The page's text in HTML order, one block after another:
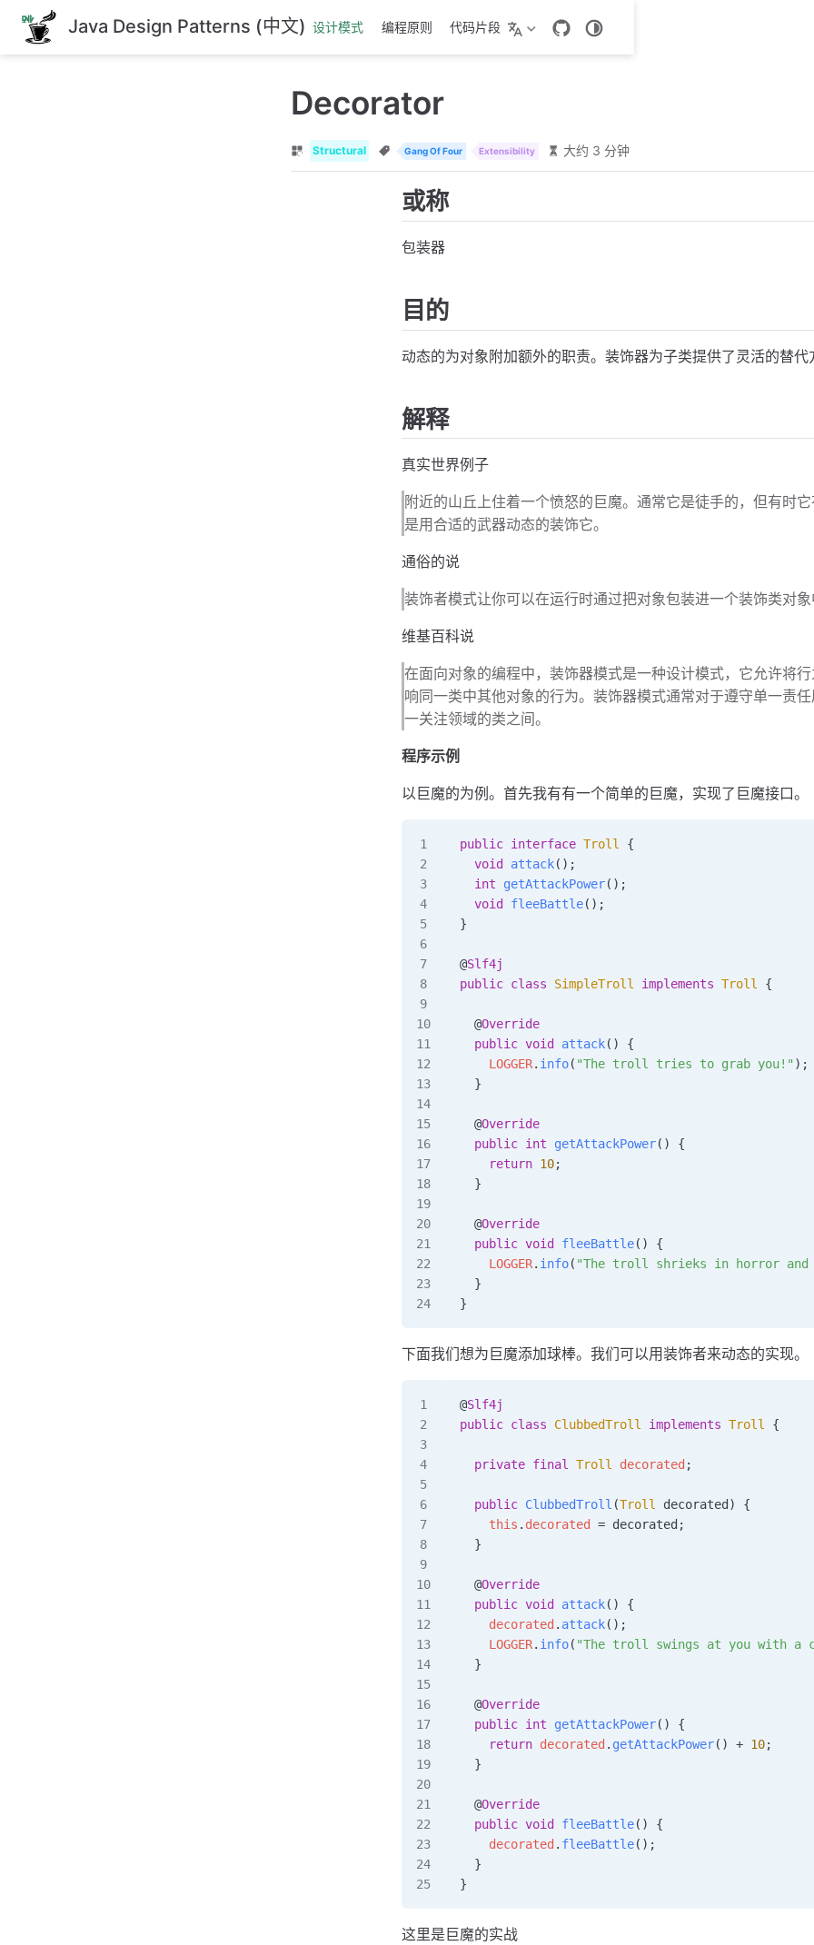
跳
至
主
Java Design Patterns (中文) 设计模式 编程原则 代码片段
Decorator
Structural Gang Of Four Extensibility 大约 3 分钟
或称
包装器
目的
动态的为对象附加额外的职责。装饰器为子类提供了灵活的替代
解释
真实世界例子
附近的山丘上住着一个愤怒的巨魔。通常它是徒手的，但有时
是用合适的武器动态的装饰它。
通俗的说
装饰者模式让你可以在运行时通过把对象包装进一个装饰类对象
维基百科说
在面向对象的编程中，装饰器模式是一种设计模式，它允许将
响同一类中其他对象的行为。装饰器模式通常对于遵守单一责
一关注领域的类之间。
程序示例
以巨魔的为例。首先我有有一个简单的巨魔，实现了巨魔接口。
public interface Troll {
  void
attack();
  int
getAttackPower();
  void
fleeBattle();
}
@Slf4j
public class SimpleTroll implements Troll {
  @
Override
  public
void attack()
{
    LOGGER
. info( "The troll tries to grab you!" );
  }
  @
Override
  public
int getAttackPower()
{
    return
10;
  }
  @
Override
  public
void fleeBattle()
{
    LOGGER
. info( "The troll shrieks in horror and
  }
}
下面我们想为巨魔添加球棒。我们可以用装饰者来动态的实现。
@Slf4j
public class ClubbedTroll implements Troll {
  private
final Troll decorated ;
  public
ClubbedTroll (Troll decorated )
{
    this
. decorated = decorated;
  }
  @
Override
  public
void attack()
{
    decorated
. attack();
    LOGGER
. info( "The troll swings at you with a
  }
  @
Override
  public
int getAttackPower()
{
    return
decorated . getAttackPower() + 10;
  }
  @
Override
  public
void fleeBattle()
{
    decorated
. fleeBattle();
  }
}
这里是巨魔的实战